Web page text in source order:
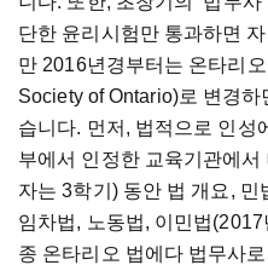
단한 윤리시험만 통과하면
만 2016년경부터는 온타리
Society of Ontario)로 변경
습니다. 먼저, 법적으로 인성
부에서 인정한 교육기관에
자는 3학기) 동안 법 개요, 민
임차법, 노동법, 이민법
종 온타리오 법에다 법무사